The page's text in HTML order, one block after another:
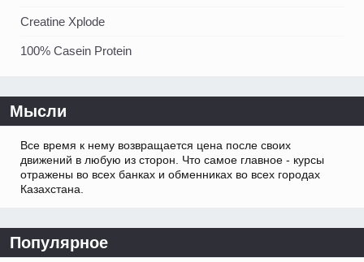
Creatine Xplode
100% Casein Protein
Мысли
Все время к нему возвращается цена после своих
движений в любую из сторон. Что самое главное - курсы
отражены во всех банках и обменниках во всех городах
Казахстана.
Популярное